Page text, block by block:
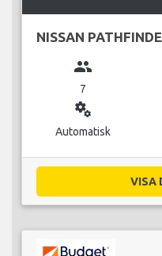
NISSAN
group
7
miscellaneous_services
Automatisk
VISA